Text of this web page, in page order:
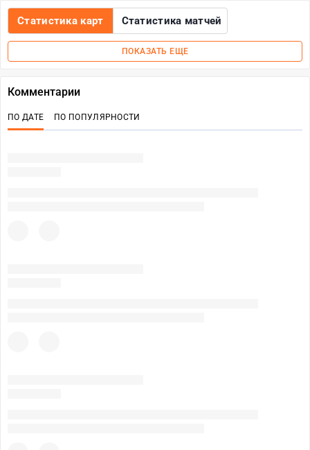
Статистика карт Статистика матчей
ПОКАЗАТЬ ЕЩЕ
Комментарии
ПО ДАТЕ ПО ПОПУЛЯРНОСТИ